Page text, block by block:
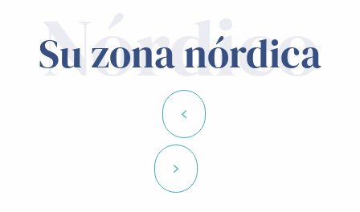
Nórdico
Su zona nórdica